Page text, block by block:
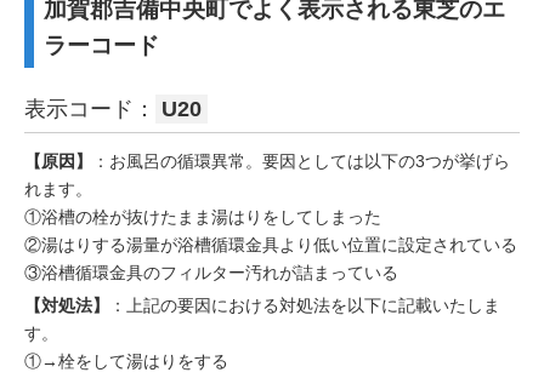
加賀郡吉備中央町でよく表示される東芝のエ
ラーコード
表示コード： U20
【原因】
：お風呂の循環異常。要因としては以下の3つが挙げら
れます。
①浴槽の栓が抜けたまま湯はりをしてしまった
②湯はりする湯量が浴槽循環金具より低い位置に設定されている
③浴槽循環金具のフィルター汚れが詰まっている
【対処法】
：上記の要因における対処法を以下に記載いたしま
す。
①→栓をして湯はりをする